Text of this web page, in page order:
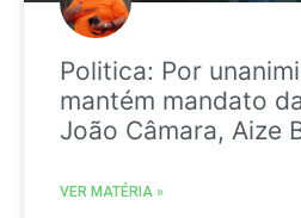
Politica: Por
mantém mandato
João Câmara, Aize
VER MATÉRIA »